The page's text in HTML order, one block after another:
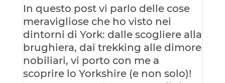
In questo post vi parlo delle cose
meravigliose che ho visto nei
dintorni di York: dalle scogliere alla
brughiera, dai trekking alle dimore
nobiliari, vi porto con me a
scoprire lo Yorkshire (e non solo)!